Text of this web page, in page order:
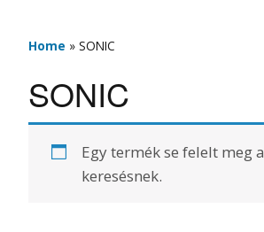
Home » SONIC
SONIC
Egy termék se felelt meg a
keresésnek.